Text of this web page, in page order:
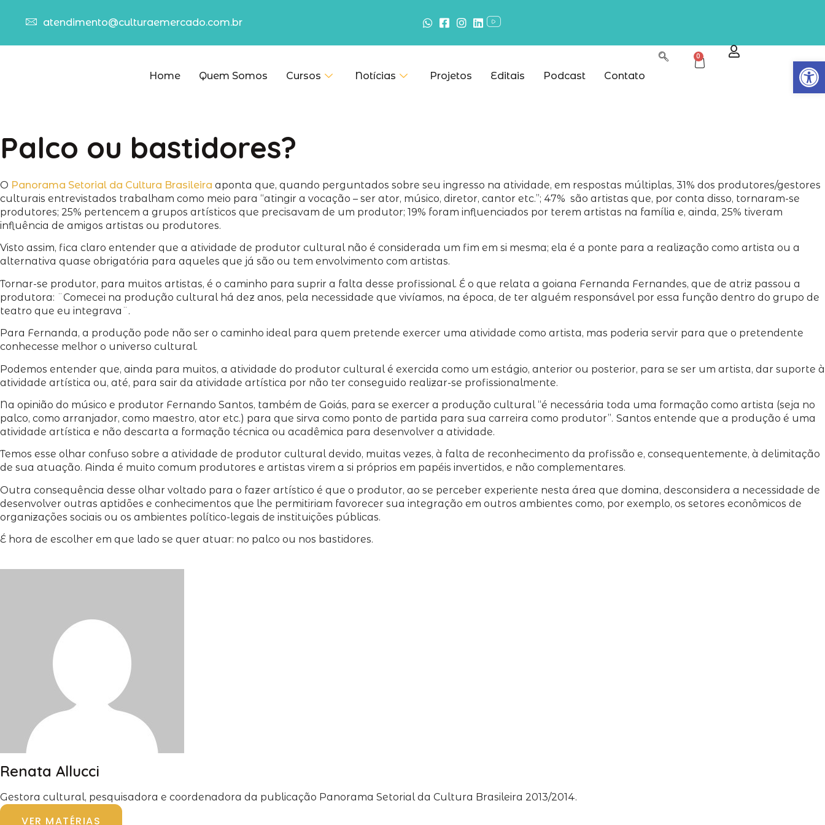
Abrir
atendimento@culturaemercado.com.br
Home Quem Somos Cursos Notícias Projetos Editais Podcast Contato
0
Palco ou bastidores?
O Panorama Setorial da Cultura Brasileira aponta que, quando perguntados sobre seu ingresso na atividade, em respostas múltiplas, 31% dos produtores/gestores
culturais entrevistados trabalham como meio para “atingir a vocação – ser ator, músico, diretor, cantor etc.”; 47% são artistas que, por conta disso, tornaram-se
produtores; 25% pertencem a grupos artísticos que precisavam de um produtor; 19% foram influenciados por terem artistas na família e, ainda, 25% tiveram
influência de amigos artistas ou produtores.
Visto assim, fica claro entender que a atividade de produtor cultural não é considerada um fim em si mesma; ela é a ponte para a realização como artista ou a
alternativa quase obrigatória para aqueles que já são ou tem envolvimento com artistas.
Tornar-se produtor, para muitos artistas, é o caminho para suprir a falta desse profissional. É o que relata a goiana Fernanda Fernandes, que de atriz passou a
produtora: ¨Comecei na produção cultural há dez anos, pela necessidade que vivíamos, na época, de ter alguém responsável por essa função dentro do grupo de
teatro que eu integrava¨.
Para Fernanda, a produção pode não ser o caminho ideal para quem pretende exercer uma atividade como artista, mas poderia servir para que o pretendente
conhecesse melhor o universo cultural.
Podemos entender que, ainda para muitos, a atividade do produtor cultural é exercida como um estágio, anterior ou posterior, para se ser um artista, dar suporte à
atividade artística ou, até, para sair da atividade artística por não ter conseguido realizar-se profissionalmente.
Na opinião do músico e produtor Fernando Santos, também de Goiás, para se exercer a produção cultural “é necessária toda uma formação como artista (seja no
palco, como arranjador, como maestro, ator etc.) para que sirva como ponto de partida para sua carreira como produtor”. Santos entende que a produção é uma
atividade artística e não descarta a formação técnica ou acadêmica para desenvolver a atividade.
Temos esse olhar confuso sobre a atividade de produtor cultural devido, muitas vezes, à falta de reconhecimento da profissão e, consequentemente, à delimitação
de sua atuação. Ainda é muito comum produtores e artistas virem a si próprios em papéis invertidos, e não complementares.
Outra consequência desse olhar voltado para o fazer artístico é que o produtor, ao se perceber experiente nesta área que domina, desconsidera a necessidade de
desenvolver outras aptidões e conhecimentos que lhe permitiriam favorecer sua integração em outros ambientes como, por exemplo, os setores econômicos de
organizações sociais ou os ambientes político-legais de instituições públicas.
É hora de escolher em que lado se quer atuar: no palco ou nos bastidores.
Renata Allucci
Gestora cultural, pesquisadora e coordenadora da publicação Panorama Setorial da Cultura Brasileira 2013/2014.
VER MATÉRIAS